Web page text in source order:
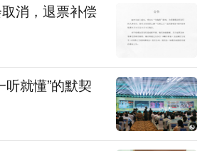
消，退票补偿
听就懂”的默契